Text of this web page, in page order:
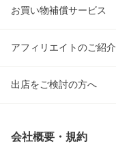
お買い物補償サービス
アフィリエイトのご紹介
出店をご検討の方へ
会社概要・規約